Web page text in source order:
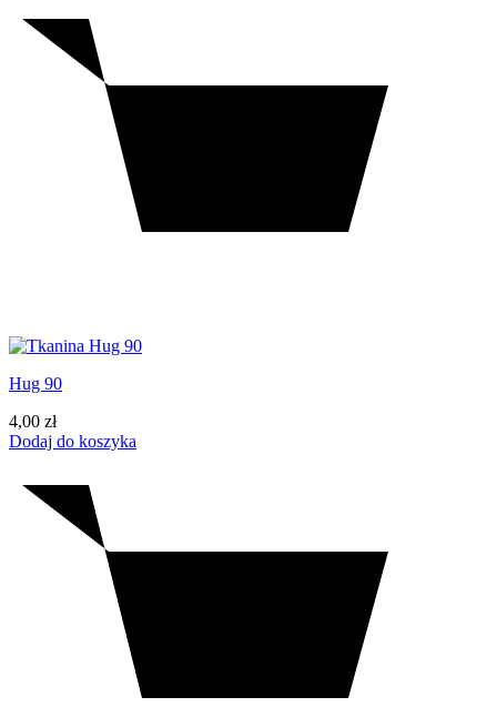
Hug 90
4,00 zł
Dodaj do koszyka